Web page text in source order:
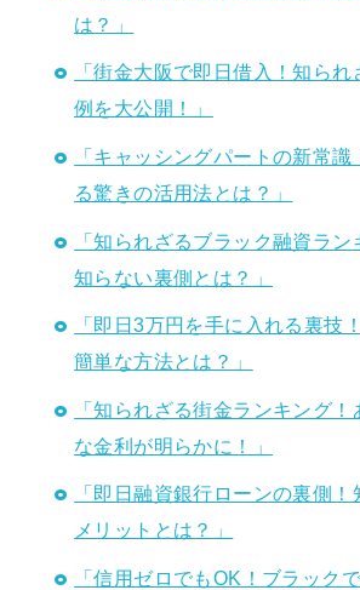
は？」
「街金大阪で即日借入！知ら
例を大公開！」
「キャッシングパートの新常
る驚きの活用法とは？」
「知られざるブラック融資ラ
知らない裏側とは？」
「即日3万円を手に入れる裏技
簡単な方法とは？」
「知られざる街金ランキング
な金利が明らかに！」
「即日融資銀行ローンの裏側！
メリットとは？」
「信用ゼロでもOK！ブラック